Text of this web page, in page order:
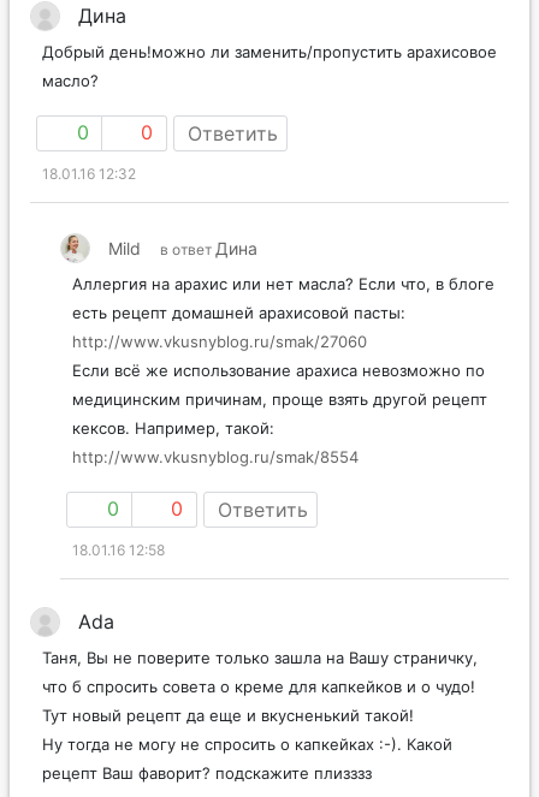
Дина
Добрый день!можно ли заменить/пропустить арахисовое
масло?
0 0 Ответить
18.01.16 12:32
Mild в ответ Дина
Аллергия на арахис или нет масла? Если что, в блоге
есть рецепт домашней арахисовой пасты:
http://www.vkusnyblog.ru/smak/27060
Если всё же использование арахиса невозможно по
медицинским причинам, проще взять другой рецепт
кексов. Например, такой:
http://www.vkusnyblog.ru/smak/8554
0 0 Ответить
18.01.16 12:58
Ada
Таня, Вы не поверите только зашла на Вашу страничку,
что б спросить совета о креме для капкейков и о чудо!
Тут новый рецепт да еще и вкусненький такой!
Ну тогда не могу не спросить о капкейках :-). Какой
рецепт Ваш фаворит? подскажите плизззз